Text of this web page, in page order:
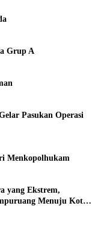
Grup A
Pasukan Operasi
Menkopolhukam
yang Ekstrem,
Menuju Koto